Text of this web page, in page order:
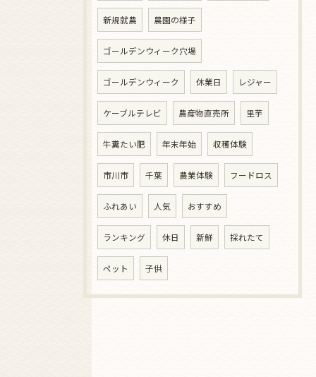
新規就農 農園の様子
ゴールデンウィーク穴場
ゴールデンウィーク 休業日 レジャー
ケーブルテレビ 農産物直売所 里芋
牛糞たい肥 年末年始 収穫体験
市川市 千葉 農業体験 フードロス
ふれあい 人気 おすすめ
ランキング 休日 新鮮 採れたて
ペット 子供